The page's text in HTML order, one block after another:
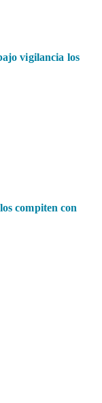
vigilancia los
compiten con